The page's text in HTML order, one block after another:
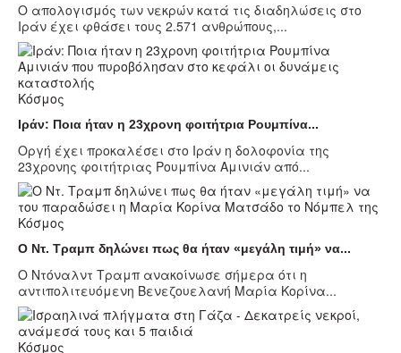
Ο απολογισμός των νεκρών κατά τις διαδηλώσεις στο
Ιράν έχει φθάσει τους 2.571 ανθρώπους,...
Κόσμος
Ιράν: Ποια ήταν η 23χρονη φοιτήτρια Ρουμπίνα...
Oργή έχει προκαλέσει στο Ιράν η δολοφονία της
23χρονης φοιτήτριας Ρουμπίνα Αμινιάν από...
Κόσμος
Ο Ντ. Τραμπ δηλώνει πως θα ήταν «μεγάλη τιμή» να...
Ο Ντόναλντ Τραμπ ανακοίνωσε σήμερα ότι η
αντιπολιτευόμενη Βενεζουελανή Μαρία Κορίνα...
Κόσμος